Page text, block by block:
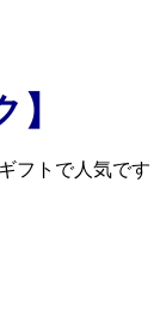
フトで人気です